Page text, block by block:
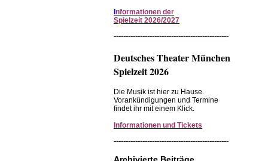
Informationen der
Spielzeit 2026/2027
------------------------------------------------
Deutsches Theater München
Spielzeit 2026
Die Musik ist hier zu Hause.
Vorankündigungen und Termine
findet ihr mit einem Klick.
Informationen und Tickets
------------------------------------------------